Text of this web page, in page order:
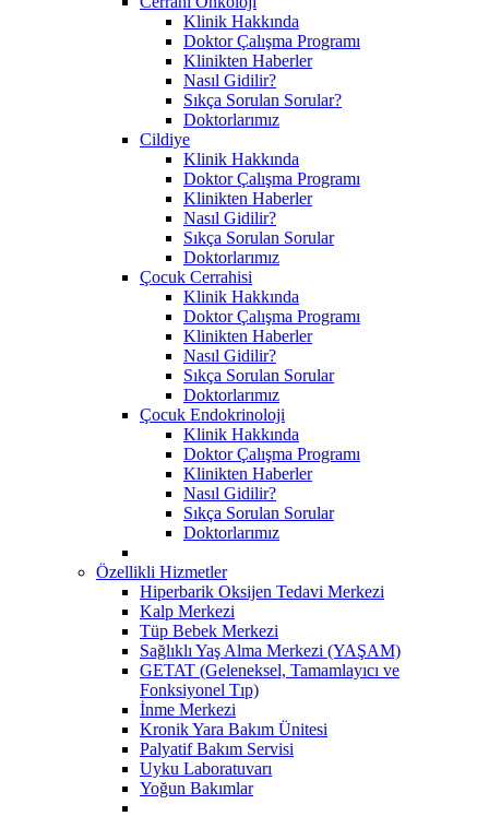
Klinik Hakkında
Doktor Çalışma Programı
Klinikten Haberler
Nasıl Gidilir?
Sıkça Sorulan Sorular?
Doktorlarımız
Cildiye
Klinik Hakkında
Doktor Çalışma Programı
Klinikten Haberler
Nasıl Gidilir?
Sıkça Sorulan Sorular
Doktorlarımız
Çocuk Cerrahisi
Klinik Hakkında
Doktor Çalışma Programı
Klinikten Haberler
Nasıl Gidilir?
Sıkça Sorulan Sorular
Doktorlarımız
Çocuk Endokrinoloji
Klinik Hakkında
Doktor Çalışma Programı
Klinikten Haberler
Nasıl Gidilir?
Sıkça Sorulan Sorular
Doktorlarımız
Özellikli Hizmetler
Hiperbarik Oksijen Tedavi Merkezi
Kalp Merkezi
Tüp Bebek Merkezi
Sağlıklı Yaş Alma Merkezi (YAŞAM)
GETAT (Geleneksel, Tamamlayıcı ve
Fonksiyonel Tıp)
İnme Merkezi
Kronik Yara Bakım Ünitesi
Palyatif Bakım Servisi
Uyku Laboratuvarı
Yoğun Bakımlar